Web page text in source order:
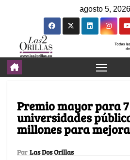
agosto 5, 2026
Premio mayor para 7
universidades
millones para
Por Las Dos Orillas